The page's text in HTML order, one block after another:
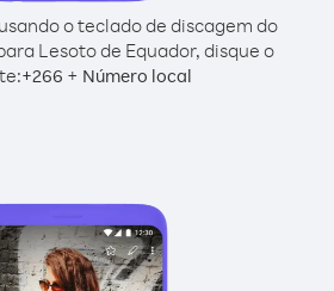
o teclado de discagem do
Lesoto de Equador, disque o
+266 + Número local